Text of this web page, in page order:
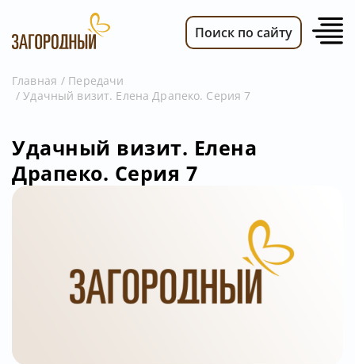
ПЕРЕДАЧИ
ТЕЛЕПРОГРАММА
РЕКЛАМОДАТЕЛЯМ
Поиск по сайту
Главная
Передачи
Удачный визит. Елена Драпеко. Серия 7
Удачный визит. Елена
Драпеко. Серия 7